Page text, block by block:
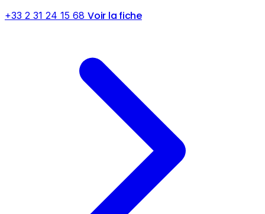
+33 2 31 24 15 68 Voir la fiche